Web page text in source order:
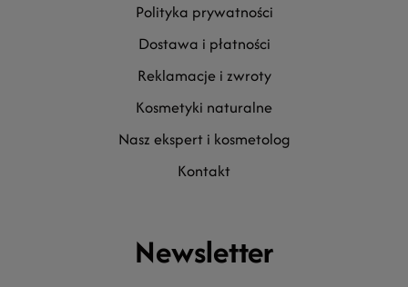
polityka prywatności
dostawa i płatności
reklamacje i zwroty
kosmetyki naturalne
nasz ekspert i kosmetolog
kontakt
Newsletter